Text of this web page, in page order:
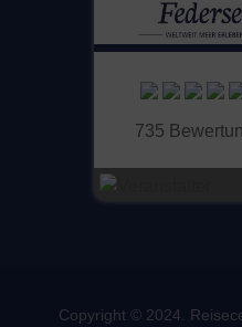
735
Copyright © 2024.